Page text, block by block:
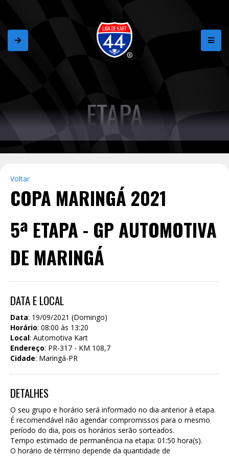
ETAPA
Voltar
COPA MARINGÁ 2021
5ª ETAPA - GP AUTOMOTIVA
DE MARINGÁ
DATA E LOCAL
Data: 19/09/2021 (Domingo)
Horário: 08:00 às 13:20
Local: Automotiva Kart
Endereço: PR-317 - KM 108,7
Cidade: Maringá-PR
DETALHES
O seu grupo e horário será informado no dia anterior à etapa.
É recomendável não agendar compromissos para o mesmo
período do dia, pois os horários serão sorteados.
Tempo estimado de permanência na etapa: 01:50 hora(s).
O horário de término depende da quantidade de